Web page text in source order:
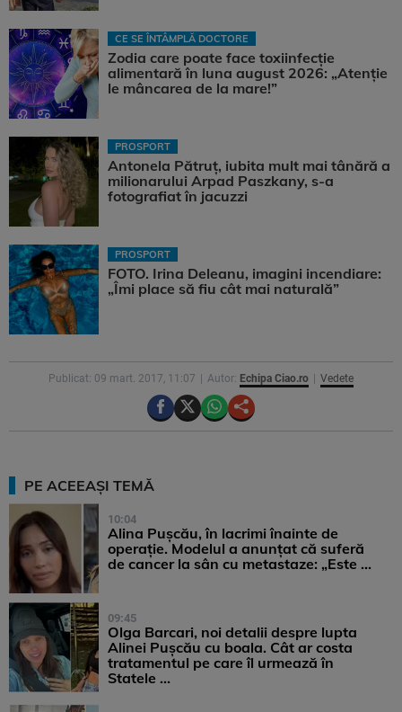
CE SE ÎNTÂMPLĂ DOCTORE
Zodia care poate face toxiinfecție
alimentară în luna august 2026: „Atenție
le mâncarea de la mare!”
PROSPORT
Antonela Pătruț, iubita mult mai tânără a
milionarului Arpad Paszkany, s-a
fotografiat în jacuzzi
PROSPORT
FOTO. Irina Deleanu, imagini incendiare:
„Îmi place să fiu cât mai naturală”
Publicat: 09 mart. 2017, 11:07 Autor: Echipa Ciao.ro Vedete
PE ACEEAȘI TEMĂ
10:04
Alina Pușcău, în lacrimi înainte de
operație. Modelul a anunțat că suferă
de cancer la sân cu metastaze: „Este ...
09:45
Olga Barcari, noi detalii despre lupta
Alinei Pușcău cu boala. Cât ar costa
tratamentul pe care îl urmează în
Statele ...